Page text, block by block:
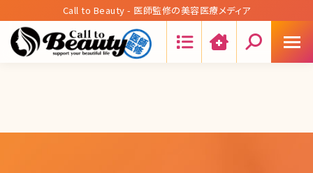
Call to Beauty - 医師監修の美容医療メディア